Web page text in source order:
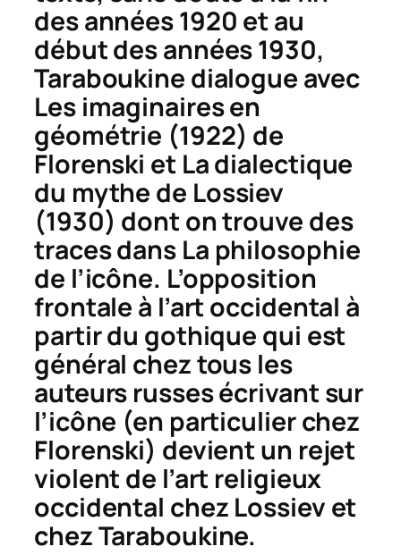
des années 1920 et au
début des années 1930,
Taraboukine dialogue avec
Les imaginaires en
géométrie (1922) de
Florenski et La dialectique
du mythe de Lossiev
(1930) dont on trouve des
traces dans La philosophie
de l’icône. L’opposition
frontale à l’art occidental à
partir du gothique qui est
général chez tous les
auteurs russes écrivant sur
l’icône (en particulier chez
Florenski) devient un rejet
violent de l’art religieux
occidental chez Lossiev et
chez Taraboukine.